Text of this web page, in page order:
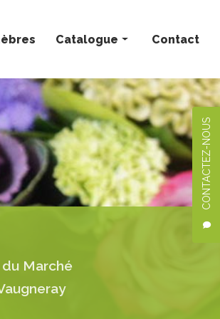
CONTACTEZ-NOUS
Catalogue
Bouquets personnalisés
Compositions florales
Deuil
Mariage
Plantes
Contact
Marché